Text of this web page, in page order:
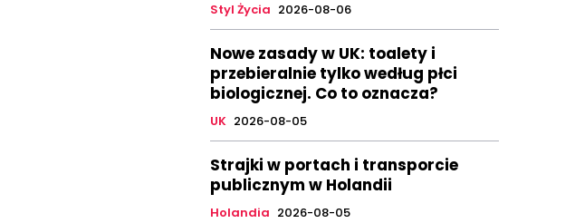
Styl Życia 2026-08-06
Nowe zasady w UK: toalety i
przebieralnie tylko według płci
biologicznej. Co to oznacza?
UK 2026-08-05
Strajki w portach i transporcie
publicznym w Holandii
Holandia 2026-08-05